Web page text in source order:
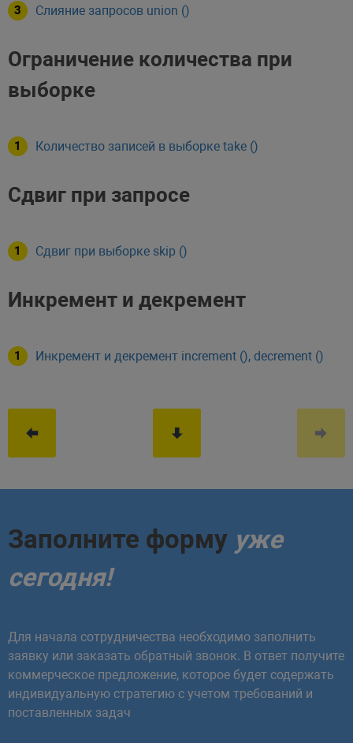
Слияние запросов union ()
Ограничение количества при
выборке
Количество записей в выборке take ()
Сдвиг при запросе
Сдвиг при выборке skip ()
Инкремент и декремент
Инкремент и декремент increment (), decrement ()
Заполните форму уже
сегодня!
Для начала сотрудничества необходимо заполнить
заявку или заказать обратный звонок. В ответ получите
коммерческое предложение, которое будет содержать
индивидуальную стратегию с учетом требований и
поставленных задач